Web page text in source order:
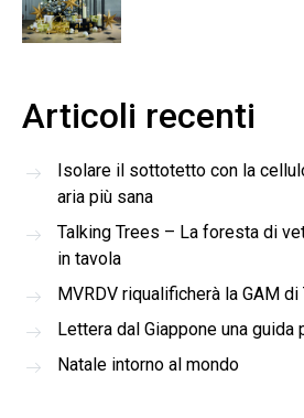
Articoli recenti
Isolare il sottotetto con la
aria più sana
Talking Trees – La foresta di
in tavola
MVRDV riqualificherà la GAM di
Lettera dal Giappone una guida
Natale intorno al mondo